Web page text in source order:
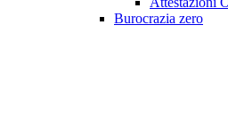
Burocrazia zero